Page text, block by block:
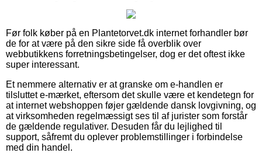
Før folk køber på en Plantetorvet.dk internet forhandler bør
de for at være på den sikre side få overblik over
webbutikkens forretningsbetingelser, dog er det oftest ikke
super interessant.
Et nemmere alternativ er at granske om e-handlen er
tilsluttet e-mærket, eftersom det skulle være et kendetegn for
at internet webshoppen føjer gældende dansk lovgivning, og
at virksomheden regelmæssigt ses til af jurister som forstår
de gældende regulativer. Desuden får du lejlighed til
support, såfremt du oplever problemstillinger i forbindelse
med din handel.